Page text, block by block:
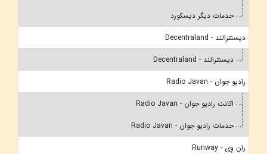
خدمات دیگر دیسکورد
دیسنترالند - Decentraland
دیسنترالند - Decentraland
رادیو جوان - Radio Javan
اکانت رادیو جوان - Radio Javan
خدمات رادیو جوان - Radio Javan
ران وِی - Runway